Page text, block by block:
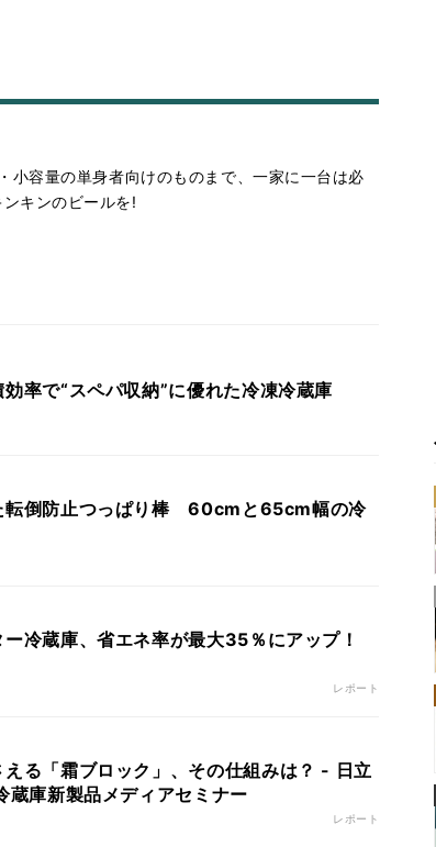
容量の単身者向けのものまで、一家に一台は必
キンのビールを!
率で“スペパ収納”に優れた冷凍冷蔵庫
転倒防止つっぱり棒 60cmと65cm幅の冷
冷蔵庫、省エネ率が最大35％にアップ！
レポート
る「霜ブロック」、その仕組みは？ - 日立
蔵庫新製品メディアセミナー
レポート